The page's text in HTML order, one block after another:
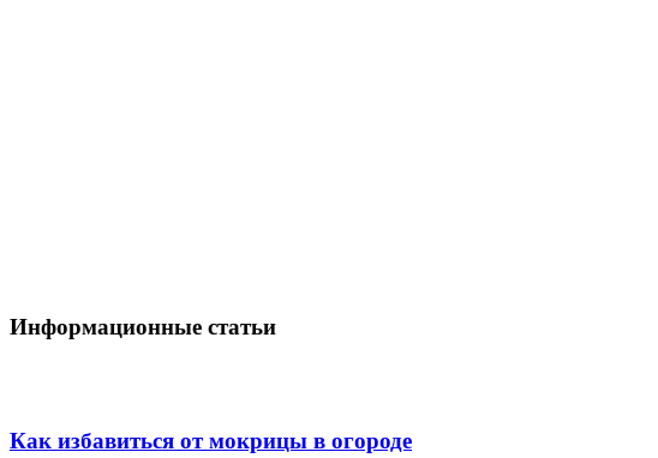
Информационные статьи
Как избавиться от мокрицы в огороде